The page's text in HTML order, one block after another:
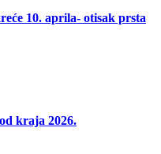
10. aprila- otisak prsta
kraja 2026.